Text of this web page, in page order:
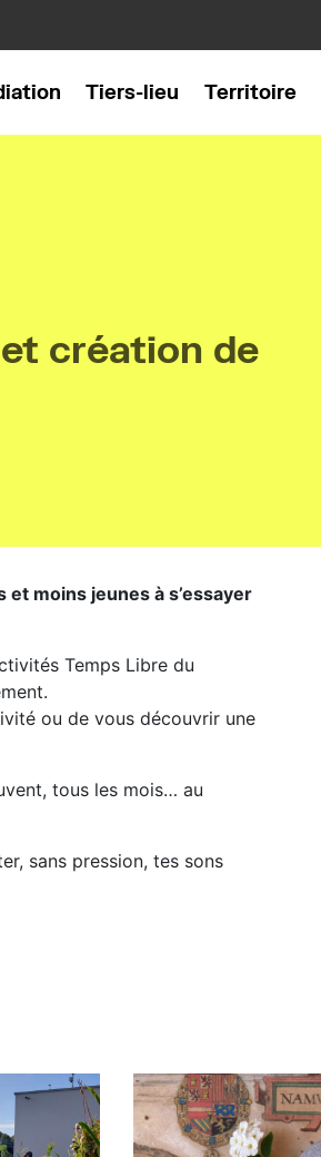
Tiers-lieu Territoire
création de
moins jeunes à s’essayer
Temps Libre du
ou de vous découvrir une
tous les mois… au
sans pression, tes sons